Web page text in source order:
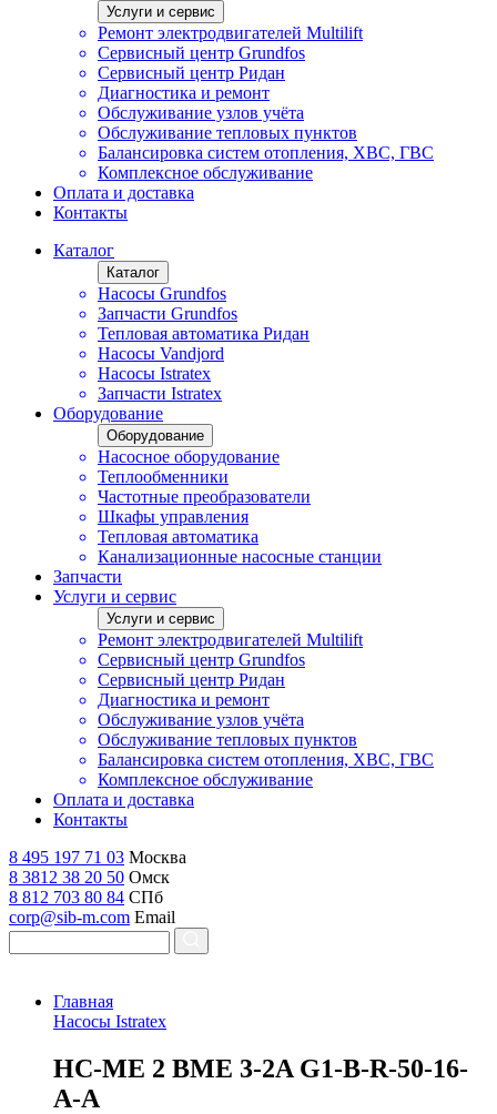
Услуги и сервис
Ремонт электродвигателей Multilift
Сервисный центр Grundfos
Сервисный центр Ридан
Диагностика и ремонт
Обслуживание узлов учёта
Обслуживание тепловых пунктов
Балансировка систем отопления, ХВС, ГВС
Комплексное обслуживание
Оплата и доставка
Контакты
Каталог
Каталог
Насосы Grundfos
Запчасти Grundfos
Тепловая автоматика Ридан
Насосы Vandjord
Насосы Istratex
Запчасти Istratex
Оборудование
Оборудование
Насосное оборудование
Теплообменники
Частотные преобразователи
Шкафы управления
Тепловая автоматика
Канализационные насосные станции
Запчасти
Услуги и сервис
Услуги и сервис
Ремонт электродвигателей Multilift
Сервисный центр Grundfos
Сервисный центр Ридан
Диагностика и ремонт
Обслуживание узлов учёта
Обслуживание тепловых пунктов
Балансировка систем отопления, ХВС, ГВС
Комплексное обслуживание
Оплата и доставка
Контакты
8 495 197 71 03 Москва
8 3812 38 20 50 Омск
8 812 703 80 84 СПб
corp@sib-m.com Email
Главная
Насосы Istratex
HC-ME 2 BME 3-2A G1-B-R-50-16-
A-A